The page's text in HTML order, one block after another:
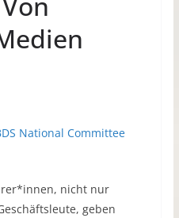
National Committee
nicht nur
geben